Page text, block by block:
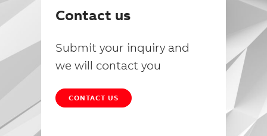
Contact us
Submit your inquiry and
we will contact you
CONTACT US